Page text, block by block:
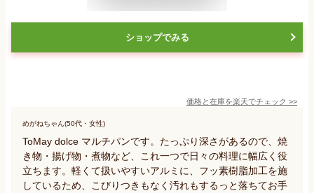
ショップでみる
価格と在庫を楽天でチェック >>
めがねちゃん(50代・女性)
ToMay dolce マルチパンです。たっぷり深さがあるので、焼
き物・揚げ物・煮物など、これ一つで日々の料理に幅広く役
立ちます。軽くて扱いやすいアルミに、フッ素樹脂加工を施
しているため、こびりつきもなく汚れもするっと落ちてお手